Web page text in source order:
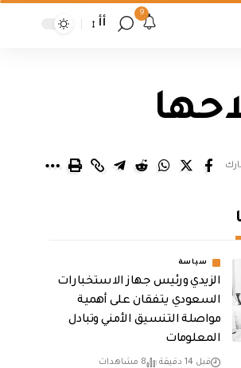
9
أأ
سياسة
الزيدي ورئيس جهاز الاستخبارات
السعودي يتفقان على أهمية
مواصلة التنسيق الأمني وتبادل
المعلومات
قبل 14 دقيقة 8 مشاهدات